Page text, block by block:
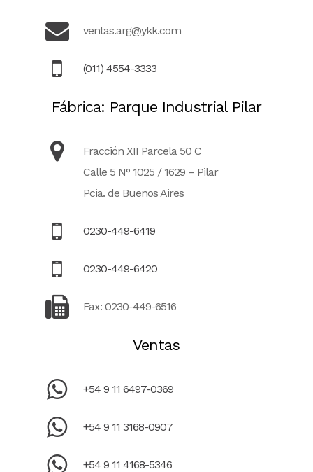
ventas.arg@ykk.com
(011) 4554-3333
Fábrica: Parque Industrial Pilar
Fracción XII Parcela 50 C
Calle 5 N° 1025 / 1629 – Pilar
Pcia. de Buenos Aires
0230-449-6419
0230-449-6420
Fax: 0230-449-6516
Ventas
+54 9 11 6497-0369
+54 9 11 3168-0907
+54 9 11 4168-5346